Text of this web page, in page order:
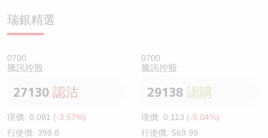
瑞銀精選
0700
騰訊控股
27130 認沽
現價: 0.081 (-3.57%)
行使價: 399.8
0700
騰訊控股
29138 認購
現價: 0.113 (-5.04%)
行使價: 569.99